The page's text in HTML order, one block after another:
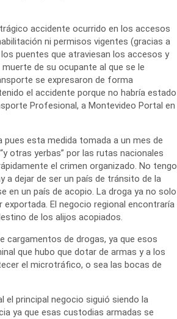
accidente ocurrido en los accesos
ni permisos vigentes (gracias a
puentes que atraviesan los accesos y
de su ocupante al que se le
se expresaron de forma
el accidente porque no habría estado
Profesional, a Montevideo Portal en
esta medida tomada a un mes de
otras yerbas” por las rutas nacionales
el crimen organizado. No tengo
a dejar de ser un país de tránsito de la
en un país de acopio. La droga ya no solo
El negocio regional encontraría
de los alijos acopiados.
de drogas, ya que esos
que hubo que dotar de armas y a los
el microtráfico, o sea las bocas de
el principal negocio siguió siendo la
ya que esas custodias armadas se